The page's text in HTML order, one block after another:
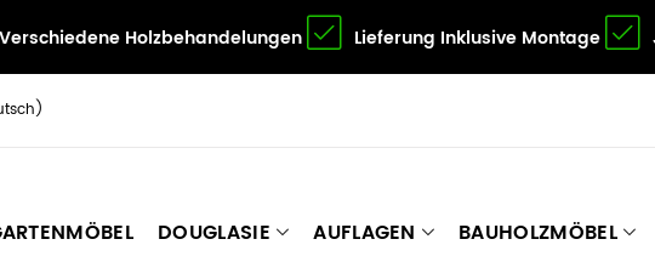
Verschiedene Holzbehandelungen Lieferung Inklusive Montage
DOUGLASIE AUFLAGEN BAUHOLZMÖBEL